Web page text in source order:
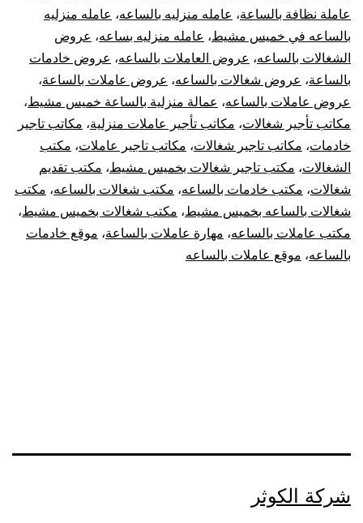
عاملة نظافة بالساعة، عامله منزليه بالساعه، عامله منزليه
بالساعه في خميس مشيط، عامله منزليه بساعه، عروض
الشغالات بالساعه، عروض العاملات بالساعه، عروض خادمات
بالساعة، عروض شغالات بالساعه، عروض عاملات بالساعة،
عروض عاملات بالساعه، عمالة منزلية بالساعة خميس مشيط،
مكاتب تأجير شغالات، مكاتب تأجير عاملات منزلية، مكاتب تاجير
خادمات، مكاتب تاجير شغالات، مكاتب تاجير عاملات، مكتب
الشغالات، مكتب تاجير شغالات بخميس مشيط، مكتب تقديم
شغالات، مكتب خادمات بالساعه، مكتب شغالات بالساعه، مكتب
شغالات بالساعه بخميس مشيط، مكتب شغالات بخميس مشيط،
مكتب عاملات بالساعه، مهارة عاملات بالساعة، موقع خادمات
بالساعه، موقع عاملات بالساعه
شركة الكوثر